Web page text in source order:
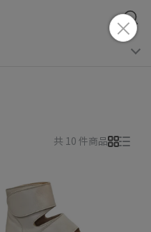
共 10 件商品